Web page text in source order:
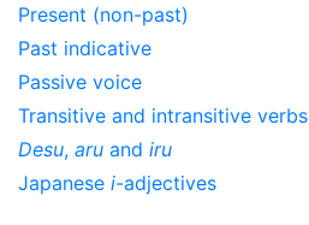
Present (non-past)
Past indicative
Passive voice
Transitive and intransitive verbs
Desu, aru and iru
Japanese i-adjectives